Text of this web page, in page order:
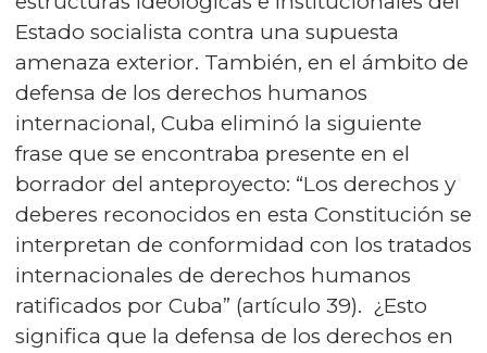
Estado socialista contra una supuesta
amenaza exterior. También, en el ámbito de
defensa de los derechos humanos
internacional, Cuba eliminó la siguiente
frase que se encontraba presente en el
borrador del anteproyecto: “Los derechos y
deberes reconocidos en esta Constitución se
interpretan de conformidad con los tratados
internacionales de derechos humanos
ratificados por Cuba” (artículo 39). ¿Esto
significa que la defensa de los derechos en